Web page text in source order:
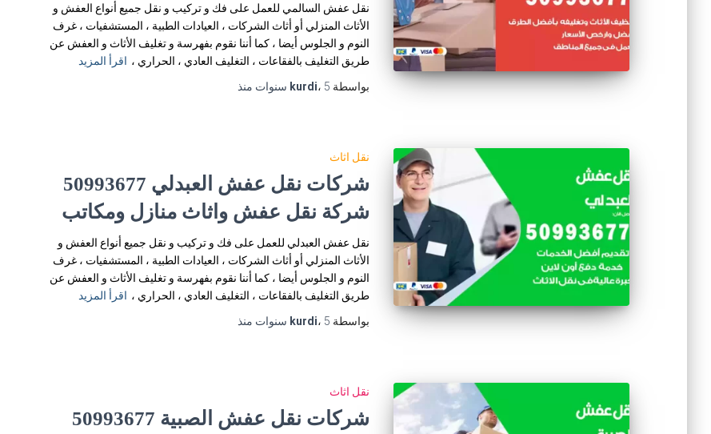
نقل عفش السالمي للعمل على فك و تركيب و نقل جميع أنواع العفش و
الأثاث المنزلي أو أثاث الشركات ، العيادات الطبية ، المستشفيات ، غرف
النوم و الجلوس أيضا ، كما أننا نقوم بفهرسة و تغليف الأثاث و العفش عن
طريق التغليف بالفقاعات ، التغليف العادي ، الحراري ، اقرأ المزيد
بواسطة
kurdi، 5 سنوات منذ
نقل اثاث
شركات نقل عفش العبدلي 50993677
شركة نقل عفش واثاث منازل ومكاتب
نقل عفش العبدلي للعمل على فك و تركيب و نقل جميع أنواع العفش و
الأثاث المنزلي أو أثاث الشركات ، العيادات الطبية ، المستشفيات ، غرف
النوم و الجلوس أيضا ، كما أننا نقوم بفهرسة و تغليف الأثاث و العفش عن
طريق التغليف بالفقاعات ، التغليف العادي ، الحراري ، اقرأ المزيد
بواسطة
kurdi، 5 سنوات منذ
نقل اثاث
شركات نقل عفش الصبية 50993677